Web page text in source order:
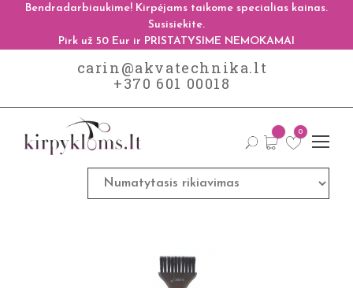
Bendradarbiaukime! Kirpėjams taikome specialias kainas.
Susisiekite.
Pirk už 50 Eur ir PRISTATYSIME NEMOKAMAI
carin@akvatechnika.lt
+370 601 00018
0